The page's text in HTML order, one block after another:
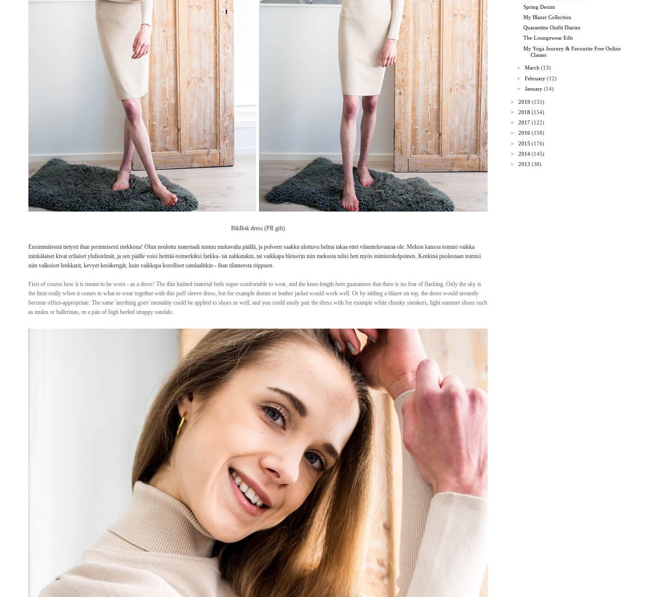
BikBok dress (PR gift)
Ensimmäisenä tietysti ihan perinteisesti mekkona! Ohut neulottu materiaali tuntuu mukavalta päällä, ja polveen saakka ulottuva helma takaa ettei vilautteluvaaraa ole. Mekon kanssa toimisi vaikka
minkälaiset kivat erilaiset yhdistelmät, ja sen päälle voisi heittää esimerkiksi farkku- tai nahkatakin, tai vaikkapa bleiserin niin mekosta tulisi heti myös toimistokelpoinen. Kenkinä puolestaan toimisi
niin valkoiset lenkkarit, kevyet kesäkengät, kuin vaikkapa korolliset sandaalitkin - ihan tilanteesta riippuen.
First of course how it is meant to be worn - as a dress! The thin knitted material feels super comfortable to wear, and the knee-length hem guarantees that there is no fear of flashing. Only the sky is
the limit really when it comes to what to wear together with this puff sleeve dress, but for example denim or leather jacket would work well. Or by adding a blazer on top, the dress would instantly
become office-appropriate. The same 'anything goes' mentality could be applied to shoes as well, and you could easily pair the dress with for example white chunky sneakers, light summer shoes such
as mules or ballerinas, or a pair of high heeled strappy sandals.
Spring Denim
My Blazer Collection
Quarantine Outfit Diaries
The Loungewear Edit
My Yoga Journey & Favourite Free Online
Classes
►March (13)
►February (12)
►January (14)
► 2019 (155)
► 2018 (154)
► 2017 (122)
► 2016 (158)
► 2015 (176)
► 2014 (145)
► 2013 (38)